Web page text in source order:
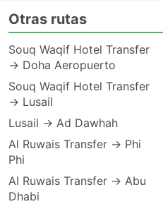
Otras rutas
Souq Waqif Hotel Transfer
→ Doha Aeropuerto
Souq Waqif Hotel Transfer
→ Lusail
Lusail → Ad Dawhah
Al Ruwais Transfer → Phi
Phi
Al Ruwais Transfer → Abu
Dhabi